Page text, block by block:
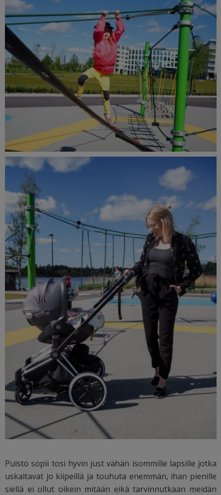
Puisto sopii tosi hyvin just vähän isommille lapsille jotka
uskaltavat jo kiipeillä ja touhuta enemmän, ihan pienille
siellä ei ollut oikein mitään eikä tarvinnutkaan meidän